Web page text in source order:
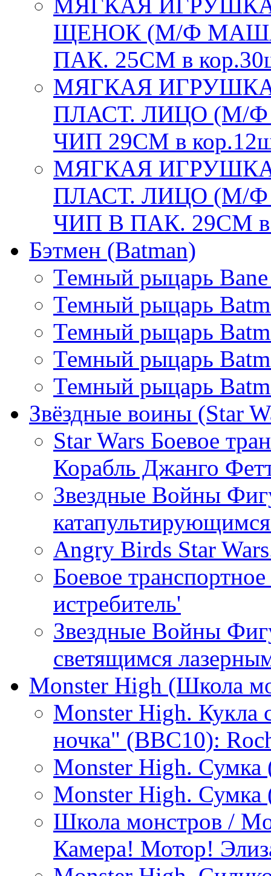
ЩЕНОК (М/Ф
ПАК. 25СМ в
МЯГКАЯ
ПЛАСТ. ЛИЦО (М/
ЧИП 29СМ в
МЯГКАЯ
ПЛАСТ. ЛИЦО (М/
ЧИП В ПАК. 29СМ в
Бэтмен (Batman)
Темный рыцарь Bane
Темный рыцарь
Темный рыцарь
Темный рыцарь
Темный рыцарь
Звёздные воины (Star
Star Wars Боевое
Корабль Джанго
Звездные Войны
Angry Birds Star
Боевое
истребитель'
Звездные Войны
светящимся
Monster High (Школа
Monster High. Кукла
ночка" (BBC10):
Monster High. Сумка
Monster High. Сумка
Школа монстров /
Камера! Мотор!